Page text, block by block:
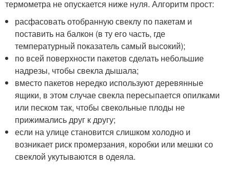
термометра не опускается ниже нуля. Алгоритм прост:
расфасовать отобранную свеклу по пакетам и
поставить на балкон (в ту его часть, где
температурный показатель самый высокий);
по всей поверхности пакетов сделать небольшие
надрезы, чтобы свекла дышала;
вместо пакетов нередко используют деревянные
ящики, в этом случае свекла пересыпается опилками
или песком так, чтобы свекольные плоды не
прижимались друг к другу;
если на улице становится слишком холодно и
возникает риск промерзания, коробки или мешки со
свеклой укутываются в одеяла.